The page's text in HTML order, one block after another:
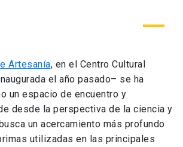
Artesanía, en el Centro Cultural
el año pasado– se ha
un espacio de encuentro y
desde la perspectiva de la ciencia y
un acercamiento más profundo
utilizadas en las principales